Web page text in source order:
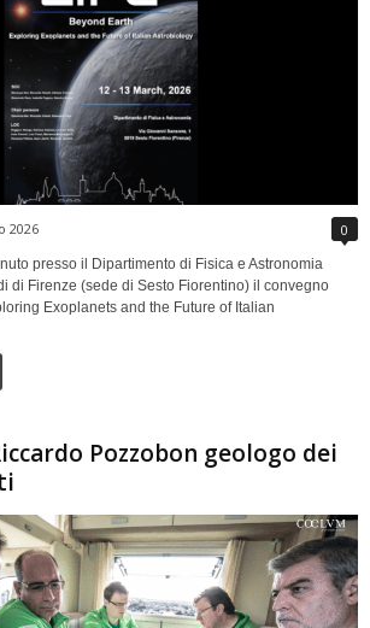
2026 0
presso il Dipartimento di Fisica e Astronomia
di Firenze (sede di Sesto Fiorentino) il convegno
Exoplanets and the Future of Italian
Pozzobon geologo dei